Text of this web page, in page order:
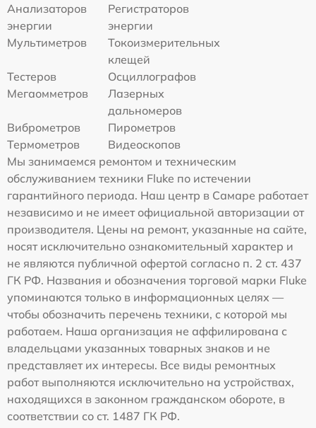
Анализаторов
энергии
Регистраторов
энергии
Мультиметров
Токоизмерительных
клещей
Тестеров
Осциллографов
Мегаомметров
Лазерных
дальномеров
Виброметров
Пирометров
Термометров
Видеоскопов
Мы занимаемся ремонтом и техническим
обслуживанием техники Fluke по истечении
гарантийного периода. Наш центр в Самаре работает
независимо и не имеет официальной авторизации от
производителя. Цены на ремонт, указанные на сайте,
носят исключительно ознакомительный характер и
не являются публичной офертой согласно п. 2 ст. 437
ГК РФ. Названия и обозначения торговой марки Fluke
упоминаются только в информационных целях —
чтобы обозначить перечень техники, с которой мы
работаем. Наша организация не аффилирована с
владельцами указанных товарных знаков и не
представляет их интересы. Все виды ремонтных
работ выполняются исключительно на устройствах,
находящихся в законном гражданском обороте, в
соответствии со ст. 1487 ГК РФ.